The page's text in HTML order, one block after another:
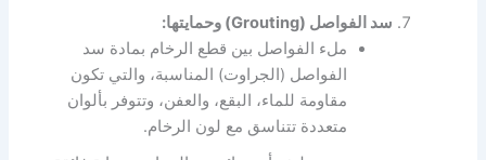
سد الفواصل (Grouting) وحمايتها:
ملء الفواصل بين قطع الرخام بمادة سد
الفواصل (الجراوت) المناسبة، والتي تكون
مقاومة للماء، البقع، والعفن، وتتوفر بألوان
متعددة تتناسق مع لون الرخام.